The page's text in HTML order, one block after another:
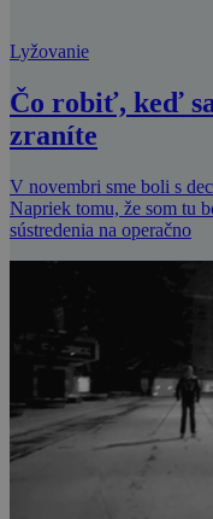
Lyžovanie
Čo robiť, keď
zraníte
V novembri sme boli s
Napriek tomu, že som tu
sústredenia na operačno